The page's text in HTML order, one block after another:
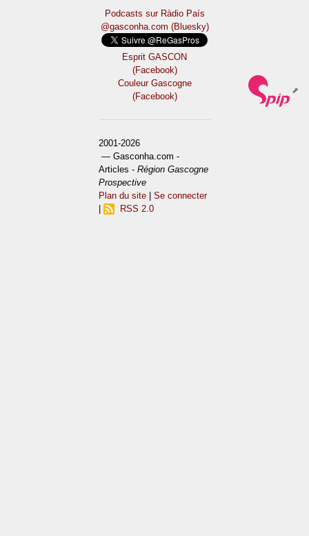
Podcasts sur Ràdio País
@gasconha.com (Bluesky)
Esprit GASCON
(Facebook)
Couleur Gascogne
(Facebook)
2001-2026
— Gasconha.com -
Articles -Région Gascogne
Prospective
Plan du site |Se connecter
RSS 2.0